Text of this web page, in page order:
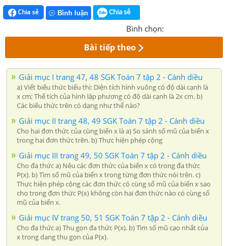
Chia sẻ Bình luận Chia sẻ
Bình chọn:
Bài tiếp theo
Giải mục I trang 47, 48 SGK Toán 7 tập 2 - Cánh diều
a) Viết biểu thức biểu thị: Diện tích hình vuông có độ dài cạnh là
x cm; Thể tích của hình lập phương có độ dài cạnh là 2x cm. b)
Các biểu thức trên có dạng như thế nào?
Giải mục II trang 48, 49 SGK Toán 7 tập 2 - Cánh diều
Cho hai đơn thức của cùng biến x là a) So sánh số mũ của biến x
trong hai đơn thức trên. b) Thực hiện phép cộng
Giải mục III trang 49, 50 SGK Toán 7 tập 2 - Cánh diều
Cho đa thức a) Nêu các đơn thức của biến x có trong đa thức
P(x). b) Tìm số mũ của biến x trong từng đơn thức nói trên. c)
Thực hiện phép cộng các đơn thức có cùng số mũ của biến x sao
cho trong đơn thức P(x) không còn hai đơn thức nào có cùng số
mũ của biến x.
Giải mục IV trang 50, 51 SGK Toán 7 tập 2 - Cánh diều
Cho đa thức a) Thu gọn đa thức P(x). b) Tìm số mũ cao nhất của
x trong dạng thu gọn của P(x).